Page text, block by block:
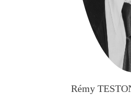
Rémy